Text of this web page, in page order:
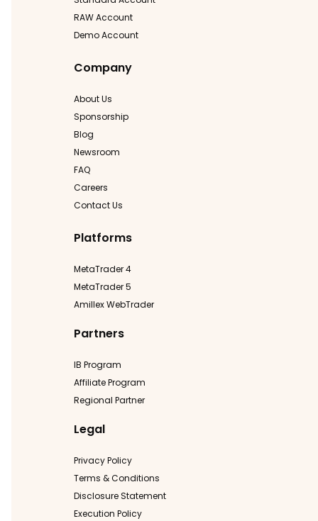
RAW Account
Demo Account
Company
About Us
Sponsorship
Blog
Newsroom
FAQ
Careers
Contact Us
Platforms
MetaTrader 4
MetaTrader 5
Amillex WebTrader
Partners
IB Program
Affiliate Program
Regional Partner
Legal
Privacy Policy
Terms & Conditions
Disclosure Statement
Execution Policy